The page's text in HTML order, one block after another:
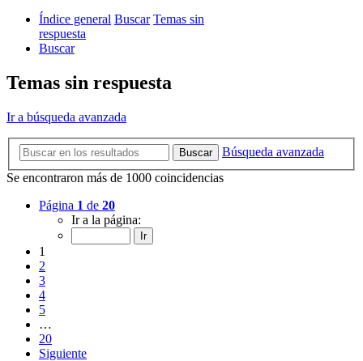
Índice general Buscar Temas sin
respuesta
Buscar
Temas sin respuesta
Ir a búsqueda avanzada
Buscar
Búsqueda avanzada
Se encontraron más de 1000 coincidencias
Página 1 de 20
Ir a la página:
1
2
3
4
5
…
20
Siguiente